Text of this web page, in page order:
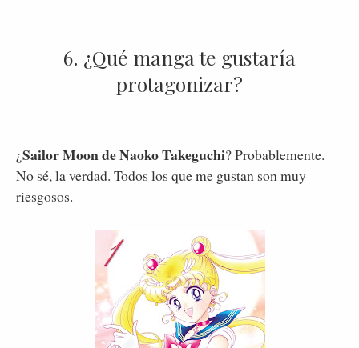
6. ¿Qué manga te gustaría
protagonizar?
¿Sailor Moon de Naoko Takeguchi? Probablemente.
No sé, la verdad. Todos los que me gustan son muy
riesgosos.